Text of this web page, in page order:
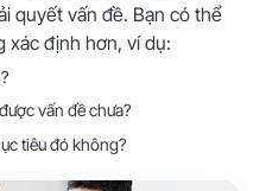
quyết vấn đề. Bạn có thể
xác định hơn, ví dụ:
vấn đề chưa?
tiêu đó không?